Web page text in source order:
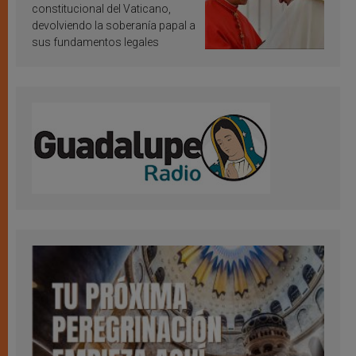
constitucional del Vaticano,
devolviendo la soberanía papal a
sus fundamentos legales